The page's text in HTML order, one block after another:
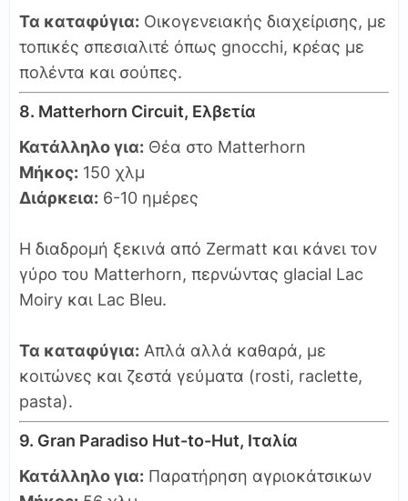
Τα καταφύγια: Οικογενειακής διαχείρισης, με
τοπικές σπεσιαλιτέ όπως gnocchi, κρέας με
πολέντα και σούπες.
8. Matterhorn Circuit, Ελβετία
Κατάλληλο για: Θέα στο Matterhorn
Μήκος: 150 χλμ
Διάρκεια: 6-10 ημέρες
Η διαδρομή ξεκινά από Zermatt και κάνει τον
γύρο του Matterhorn, περνώντας glacial Lac
Moiry και Lac Bleu.
Τα καταφύγια: Απλά αλλά καθαρά, με
κοιτώνες και ζεστά γεύματα (rosti, raclette,
pasta).
9. Gran Paradiso Hut-to-Hut, Ιταλία
Κατάλληλο για: Παρατήρηση αγριοκάτσικων